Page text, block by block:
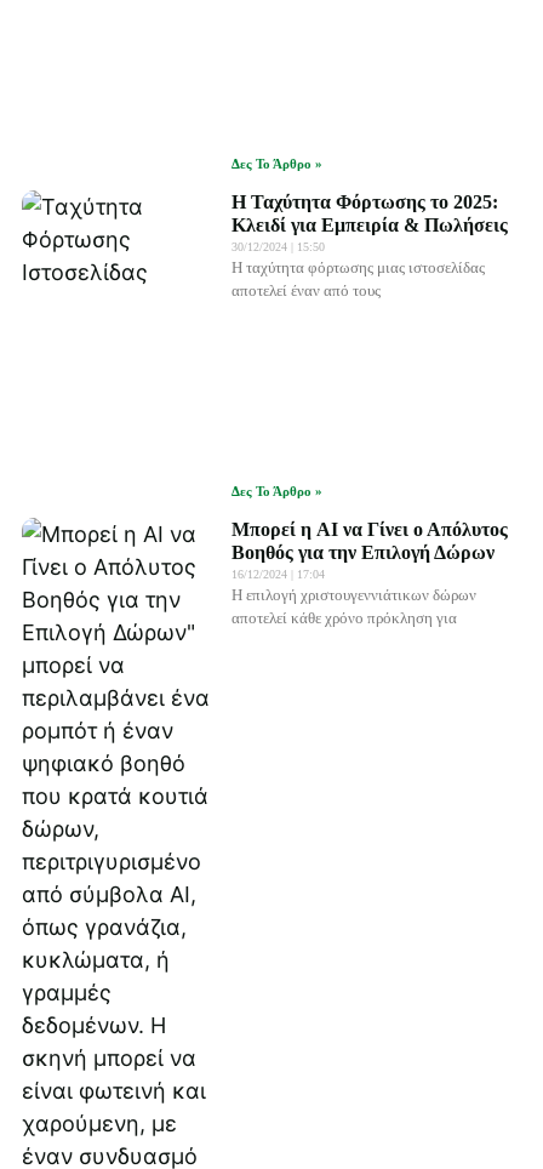
Δες Το Άρθρο »
Η Ταχύτητα Φόρτωσης το 2025:
Κλειδί για Εμπειρία & Πωλήσεις
30/12/2024 15:50
Η ταχύτητα φόρτωσης μιας ιστοσελίδας
αποτελεί έναν από τους
Δες Το Άρθρο »
Μπορεί η AI να Γίνει ο Απόλυτος
Βοηθός για την Επιλογή Δώρων
16/12/2024 17:04
Η επιλογή χριστουγεννιάτικων δώρων
αποτελεί κάθε χρόνο πρόκληση για